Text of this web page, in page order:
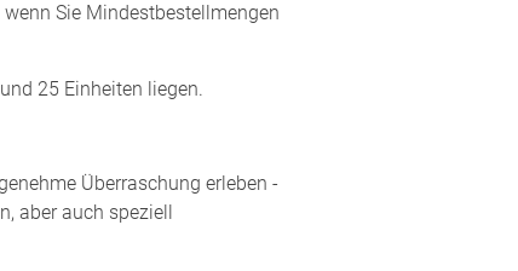
Sie Mindestbestellmengen
25 Einheiten liegen.
Überraschung erleben -
aber auch speziell